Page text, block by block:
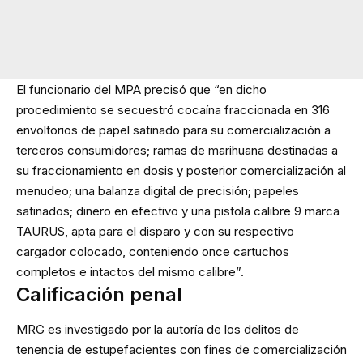
El funcionario del MPA precisó que “en dicho
procedimiento se secuestró cocaína fraccionada en 316
envoltorios de papel satinado para su comercialización a
terceros consumidores; ramas de marihuana destinadas a
su fraccionamiento en dosis y posterior comercialización al
menudeo; una balanza digital de precisión; papeles
satinados; dinero en efectivo y una pistola calibre 9 marca
TAURUS, apta para el disparo y con su respectivo
cargador colocado, conteniendo once cartuchos
completos e intactos del mismo calibre”.
Calificación penal
MRG es investigado por la autoría de los delitos de
tenencia de estupefacientes con fines de comercialización